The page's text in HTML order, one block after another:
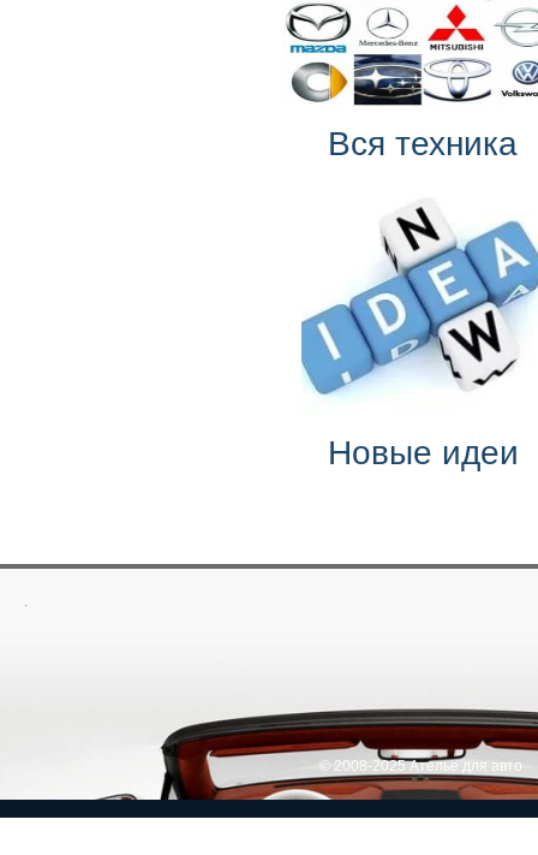
Вся техника
Новые идеи
.
© 2008-2025 Ателье для авто